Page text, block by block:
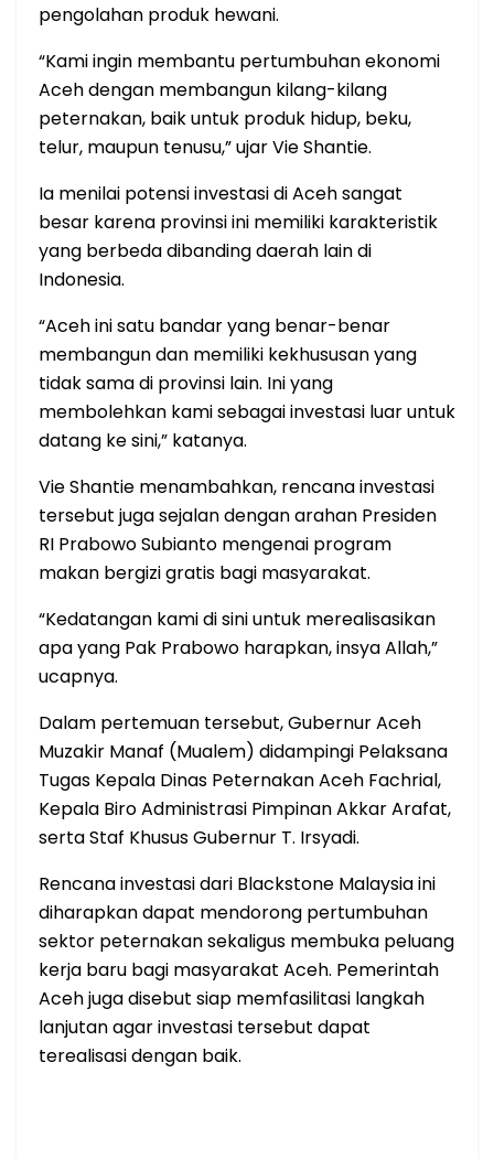
pengolahan produk hewani.
“Kami ingin membantu pertumbuhan ekonomi
Aceh dengan membangun kilang-kilang
peternakan, baik untuk produk hidup, beku,
telur, maupun tenusu,” ujar Vie Shantie.
Ia menilai potensi investasi di Aceh sangat
besar karena provinsi ini memiliki karakteristik
yang berbeda dibanding daerah lain di
Indonesia.
“Aceh ini satu bandar yang benar-benar
membangun dan memiliki kekhususan yang
tidak sama di provinsi lain. Ini yang
membolehkan kami sebagai investasi luar untuk
datang ke sini,” katanya.
Vie Shantie menambahkan, rencana investasi
tersebut juga sejalan dengan arahan Presiden
RI Prabowo Subianto mengenai program
makan bergizi gratis bagi masyarakat.
“Kedatangan kami di sini untuk merealisasikan
apa yang Pak Prabowo harapkan, insya Allah,”
ucapnya.
Dalam pertemuan tersebut, Gubernur Aceh
Muzakir Manaf (Mualem) didampingi Pelaksana
Tugas Kepala Dinas Peternakan Aceh Fachrial,
Kepala Biro Administrasi Pimpinan Akkar Arafat,
serta Staf Khusus Gubernur T. Irsyadi.
Rencana investasi dari Blackstone Malaysia ini
diharapkan dapat mendorong pertumbuhan
sektor peternakan sekaligus membuka peluang
kerja baru bagi masyarakat Aceh. Pemerintah
Aceh juga disebut siap memfasilitasi langkah
lanjutan agar investasi tersebut dapat
terealisasi dengan baik.